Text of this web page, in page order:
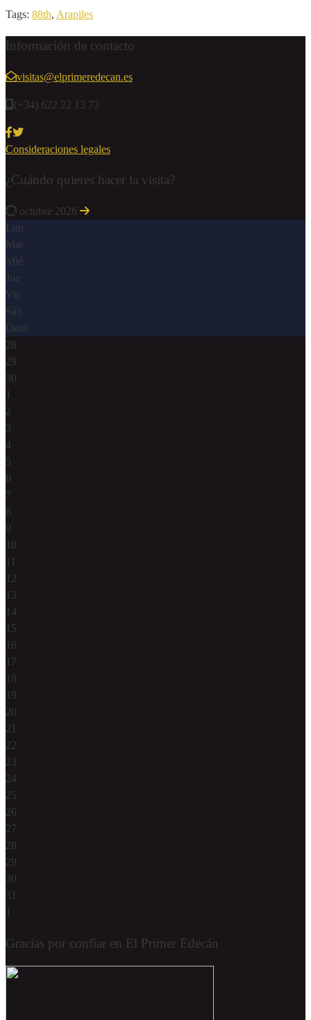
Tags: 88th, Arapiles
Información de contacto
visitas@elprimeredecan.es
(+34) 622 22 13 73
Consideraciones legales
¿Cuándo quieres hacer la visita?
octubre 2026
Lun
Mar
Mié
Jue
Vie
Sáb
Dom
28
29
30
1
2
3
4
5
6
7
8
9
10
11
12
13
14
15
16
17
18
19
20
21
22
23
24
25
26
27
28
29
30
31
1
Gracias por confiar en El Primer Edecán